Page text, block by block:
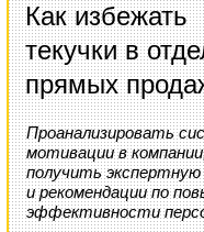
Как избежать
текучки в
прямых
Проанализировать
мотивации в
получить экспертную
и рекомендации по
эффективности